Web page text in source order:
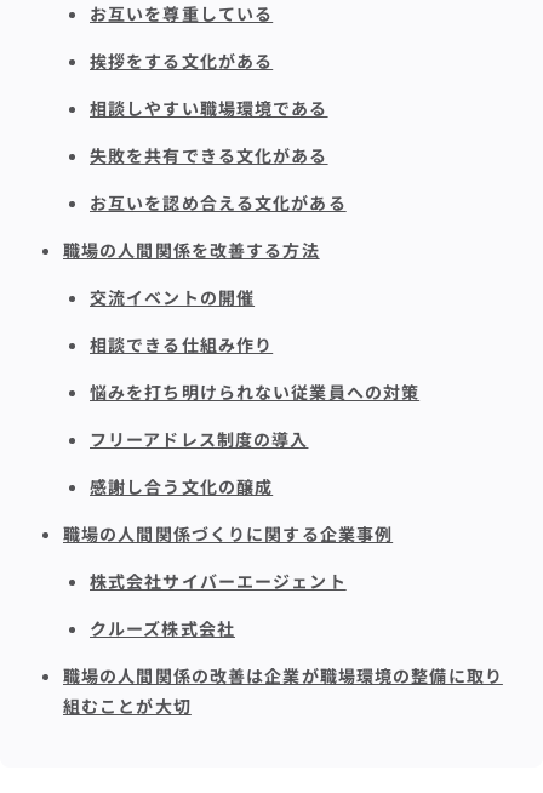
お互いを尊重している
挨拶をする文化がある
相談しやすい職場環境である
失敗を共有できる文化がある
お互いを認め合える文化がある
職場の人間関係を改善する方法
交流イベントの開催
相談できる仕組み作り
悩みを打ち明けられない従業員への対策
フリーアドレス制度の導入
感謝し合う文化の醸成
職場の人間関係づくりに関する企業事例
株式会社サイバーエージェント
クルーズ株式会社
職場の人間関係の改善は企業が職場環境の整備に取り
組むことが大切